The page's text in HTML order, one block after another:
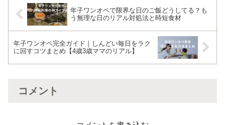
年子ワンオペで限界な日のご飯どうしてる？も
う無理な日のリアル対処法と時短食材
年子ワンオペ完全ガイド｜しんどい毎日をラク
に回すコツまとめ【4歳3歳ママのリアル】
コメント